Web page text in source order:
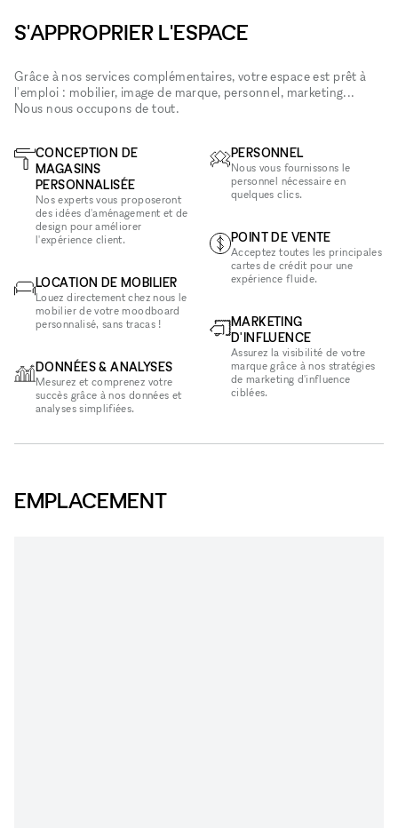
S'APPROPRIER L'ESPACE
Grâce à nos services complémentaires, votre espace est prêt à
l'emploi : mobilier, image de marque, personnel, marketing...
Nous nous occupons de tout.
CONCEPTION DE
MAGASINS
PERSONNALISÉE
Nos experts vous proposeront
des idées d'aménagement et de
design pour améliorer
l'expérience client.
LOCATION DE MOBILIER
Louez directement chez nous le
mobilier de votre moodboard
personnalisé, sans tracas !
DONNÉES & ANALYSES
Mesurez et comprenez votre
succès grâce à nos données et
analyses simplifiées.
PERSONNEL
Nous vous fournissons le
personnel nécessaire en
quelques clics.
POINT DE VENTE
Acceptez toutes les principales
cartes de crédit pour une
expérience fluide.
MARKETING
D'INFLUENCE
Assurez la visibilité de votre
marque grâce à nos stratégies
de marketing d'influence
ciblées.
EMPLACEMENT